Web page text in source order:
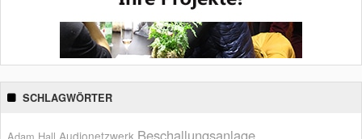
SCHLAGWÖRTER
Adam Hall Audionetzwerk Beschallungsanlage